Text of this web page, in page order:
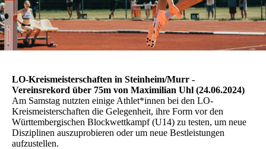
LO-Kreismeisterschaften in Steinheim/Murr -
Vereinsrekord über 75m von Maximilian Uhl (24.06.2024)
Am Samstag nutzten einige Athlet*innen bei den LO-
Kreismeisterschaften die Gelegenheit, ihre Form vor den
Württembergischen Blockwettkampf (U14) zu testen, um neue
Disziplinen auszuprobieren oder um neue Bestleistungen
aufzustellen.